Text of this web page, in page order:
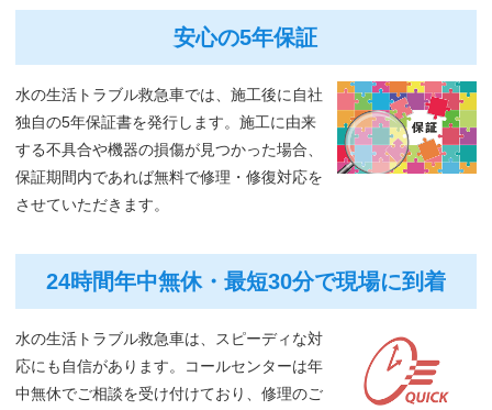
安心の5年保証
水の生活トラブル救急車では、施工後に自社
独自の5年保証書を発行します。施工に由来
する不具合や機器の損傷が見つかった場合、
保証期間内であれば無料で修理・修復対応を
させていただきます。
24時間年中無休・最短30分で現場に到着
水の生活トラブル救急車は、スピーディな対
応にも自信があります。コールセンターは年
中無休でご相談を受け付けており、修理のご